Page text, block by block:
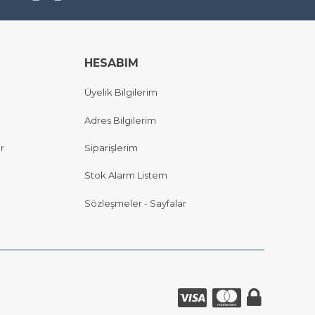
HESABIM
Üyelik Bilgilerim
Adres Bilgilerim
Siparişlerim
Stok Alarm Listem
Sözleşmeler - Sayfalar